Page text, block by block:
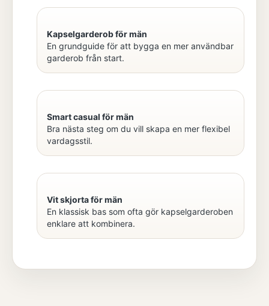
Kapselgarderob för män
En grundguide för att bygga en mer användbar
garderob från start.
Smart casual för män
Bra nästa steg om du vill skapa en mer flexibel
vardagsstil.
Vit skjorta för män
En klassisk bas som ofta gör kapselgarderoben
enklare att kombinera.